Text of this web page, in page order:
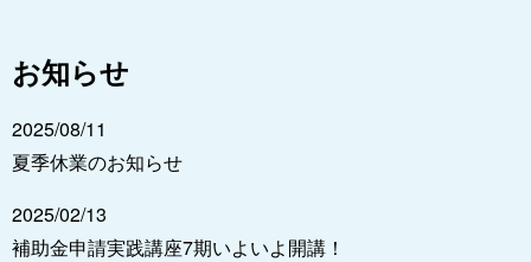
お知らせ
2025/08/11
夏季休業のお知らせ
2025/02/13
補助金申請実践講座7期いよいよ開講！